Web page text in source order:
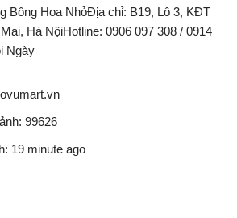
Bông Hoa NhỏĐịa chỉ: B19, Lô 3, KĐT
Hà NộiHotline: 0906 097 308 / 0914
Ngày
99626
19 minute ago